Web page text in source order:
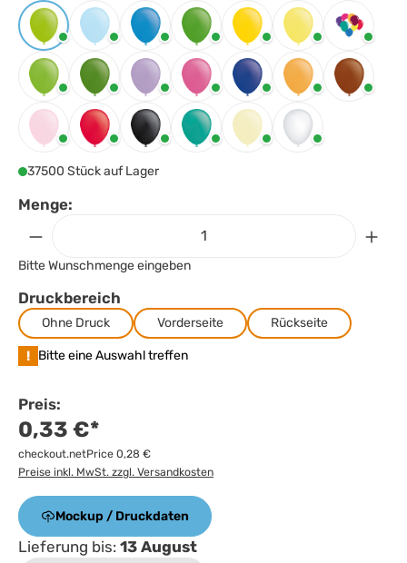
Farbeauswählen
Apfelgrün Babyblau Blau Bright-GreenBright-Yellow
Gelb Gemischt
Grün Leaf-Green
Lila Magenta NachtblauOrange Pflaume
Rosa Rot Schwarz Türkis Vanille Weiss
37500 Stück auf Lager
Menge:
Bitte Wunschmenge eingeben
Druckbereich
Ohne Druck Vorderseite Rückseite
! Bitte eine Auswahl treffen
Preis:
0,33 €*
checkout.netPrice 0,28 €
Preise inkl. MwSt. zzgl. Versandkosten
Mockup / Druckdaten
Lieferung bis: 13 August